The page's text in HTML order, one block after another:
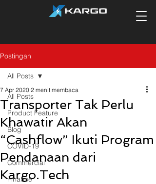
Postingan
All Posts
Product Feature
Blog
COVID-19
Commercial
Finance
All Posts
Transporter Tak Perlu
Khawatir Akan
“Cashflow” Ikuti Program
Pendanaan dari
Kargo.Tech
7 Apr 2020 2 menit membaca